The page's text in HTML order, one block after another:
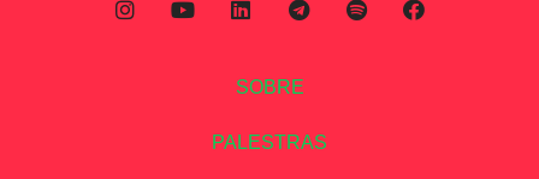
SOBRE
PALESTRAS